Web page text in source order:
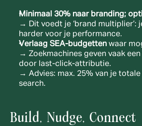
Minimaal 30% naar branding;
→ Dit voedt je ‘brand multiplier’:
harder voor je performance.
Verlaag SEA-budgetten waar
→ Zoekmachines geven vaak
door last-click-attributie.
→ Advies: max. 25% van je
search.
Build, Nudge, Connect